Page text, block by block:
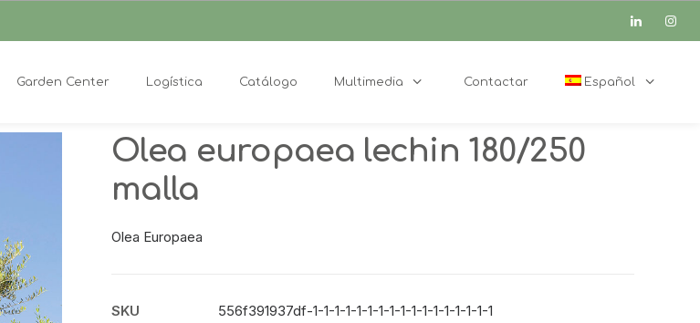
Garden Center Logística Catálogo Multimedia Contactar Español
Olea europaea lechin 180/250
malla
Olea Europaea
SKU
556f391937df-1-1-1-1-1-1-1-1-1-1-1-1-1-1-1-1-1